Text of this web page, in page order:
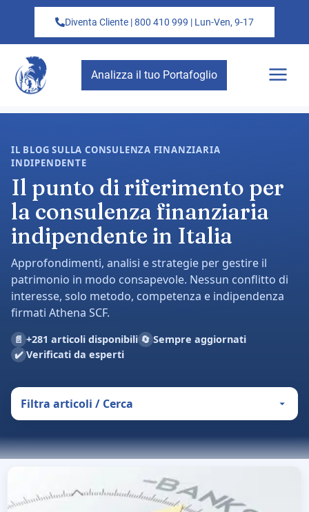
Diventa Cliente | 800 410 999 | Lun-Ven, 9-17
Analizza il tuo Portafoglio
IL BLOG SULLA CONSULENZA FINANZIARIA
INDIPENDENTE
Il punto di riferimento per
la consulenza finanziaria
indipendente in Italia
Approfondimenti, analisi e strategie per gestire il
patrimonio in modo consapevole. Nessun conflitto di
interesse, solo metodo, competenza e indipendenza
firmati Athena SCF.
📄 +281 articoli disponibili 🔄 Sempre aggiornati
✔️ Verificati da esperti
Filtra articoli / Cerca